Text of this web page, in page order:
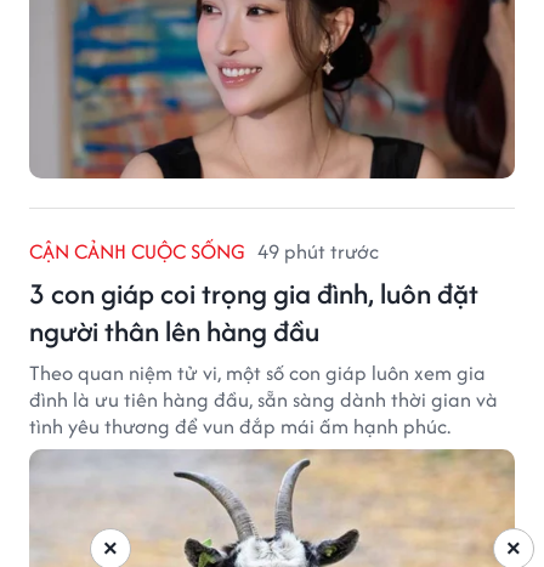
CẬN CẢNH CUỘC SỐNG 49 phút trước
3 con giáp coi trọng gia đình, luôn đặt
người thân lên hàng đầu
Theo quan niệm tử vi, một số con giáp luôn xem gia
đình là ưu tiên hàng đầu, sẵn sàng dành thời gian và
tình yêu thương để vun đắp mái ấm hạnh phúc.
×
×